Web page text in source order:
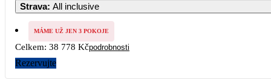
Strava: All inclusive
MÁME UŽ JEN 3 POKOJE
Celkem: 38 778 Kčpodrobnosti
Rezervujte